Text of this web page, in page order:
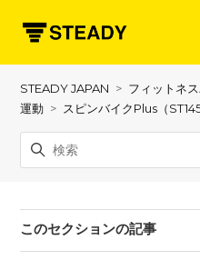
STEADY JAPAN
フィットネ
運動
スピンバイクPlus（ST145
このセクションの記事